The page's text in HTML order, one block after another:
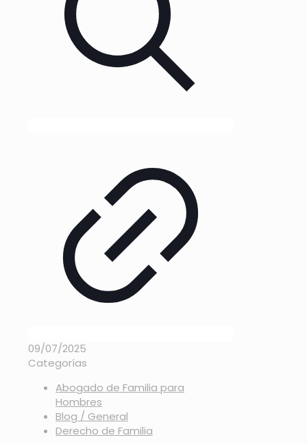
09/07/2025
Categorías
Abogado de Familia para
Hombres
Blog / General
Derecho de Familia